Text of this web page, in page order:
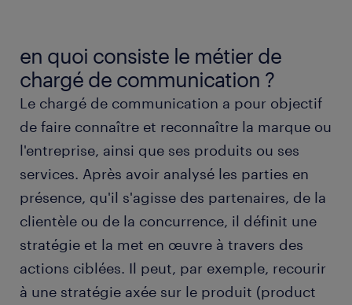
types de postes de chargé de communication
travailler en tant que chargé de communication
obtenir un poste de chargé de communication
avec randstad
formation et compétences
FAQs
en quoi consiste le métier de
chargé de communication ?
Le chargé de communication a pour objectif
de faire connaître et reconnaître la marque ou
l'entreprise, ainsi que ses produits ou ses
services. Après avoir analysé les parties en
présence, qu'il s'agisse des partenaires, de la
clientèle ou de la concurrence, il définit une
stratégie et la met en œuvre à travers des
actions ciblées. Il peut, par exemple, recourir
à une stratégie axée sur le produit (product